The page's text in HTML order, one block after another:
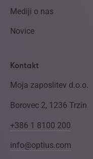
Mediji o nas
Novice
Kontakt
Moja zaposlitev d.o.o.
Borovec 2, 1236 Trzin
+386 1 8100 200
info@optius.com